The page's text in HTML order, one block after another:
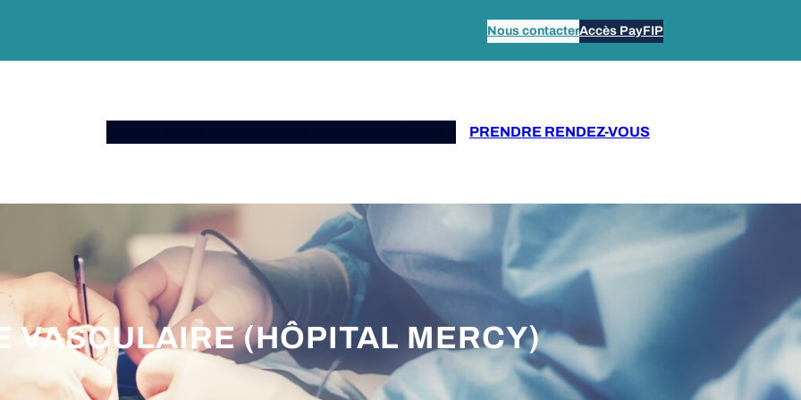
Nous contacterAccès PayFIP
PRENDRE RENDEZ-VOUS
VASCULAIRE (HÔPITAL MERCY)